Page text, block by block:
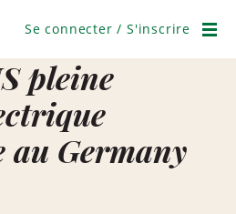
Se connecter / S'inscrire
pleine
Germany